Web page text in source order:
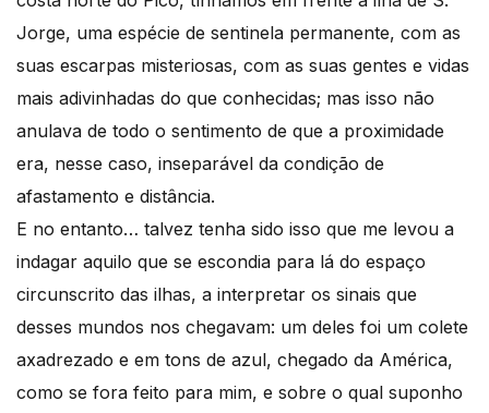
Jorge, uma espécie de sentinela permanente, com as
suas escarpas misteriosas, com as suas gentes e vidas
mais adivinhadas do que conhecidas; mas isso não
anulava de todo o sentimento de que a proximidade
era, nesse caso, inseparável da condição de
afastamento e distância.
E no entanto… talvez tenha sido isso que me levou a
indagar aquilo que se escondia para lá do espaço
circunscrito das ilhas, a interpretar os sinais que
desses mundos nos chegavam: um deles foi um colete
axadrezado e em tons de azul, chegado da América,
como se fora feito para mim, e sobre o qual suponho